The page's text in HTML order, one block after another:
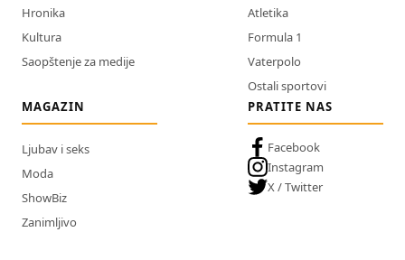
Hronika
Kultura
Saopštenje za medije
Atletika
Formula 1
Vaterpolo
Ostali sportovi
MAGAZIN
Ljubav i seks
Moda
ShowBiz
Zanimljivo
PRATITE NAS
Facebook
Instagram
X / Twitter